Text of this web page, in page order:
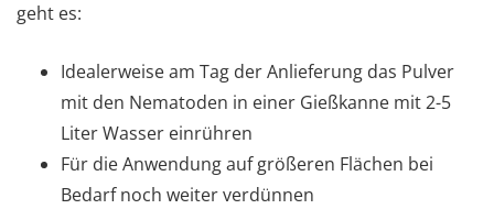
geht es:
Idealerweise am Tag der Anlieferung das Pulver
mit den Nematoden in einer Gießkanne mit 2-5
Liter Wasser einrühren
Für die Anwendung auf größeren Flächen bei
Bedarf noch weiter verdünnen